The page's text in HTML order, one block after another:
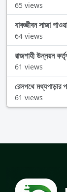
65 views
যাবজ্জীবন সাজা
64 views
রাজশাহী উন্নয়ন
61 views
রেলপথে মধ্যপাড়ার
61 views